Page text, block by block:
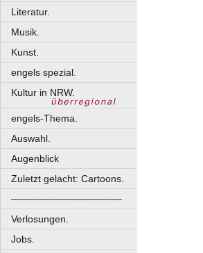
Literatur.
Musik.
Kunst.
engels spezial.
Kultur in NRW.
engels-Thema.
Auswahl.
Augenblick
Zuletzt gelacht: Cartoons.
––––––––––––––––––––
Verlosungen.
Jobs.